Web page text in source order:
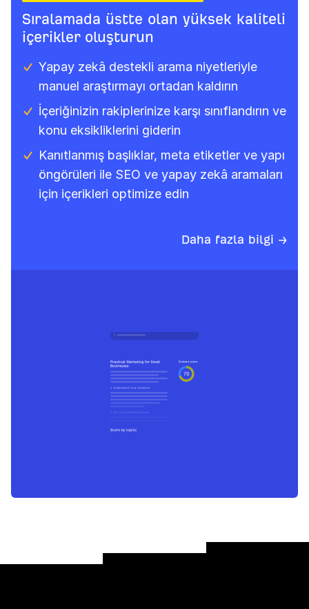
Sıralamada üstte olan yüksek kaliteli
içerikler oluşturun
Yapay zekâ destekli arama niyetleriyle
manuel araştırmayı ortadan kaldırın
İçeriğinizin rakiplerinize karşı sınıflandırın ve
konu eksikliklerini giderin
Kanıtlanmış başlıklar, meta etiketler ve yapı
öngörüleri ile SEO ve yapay zekâ aramaları
için içerikleri optimize edin
Daha fazla bilgi →